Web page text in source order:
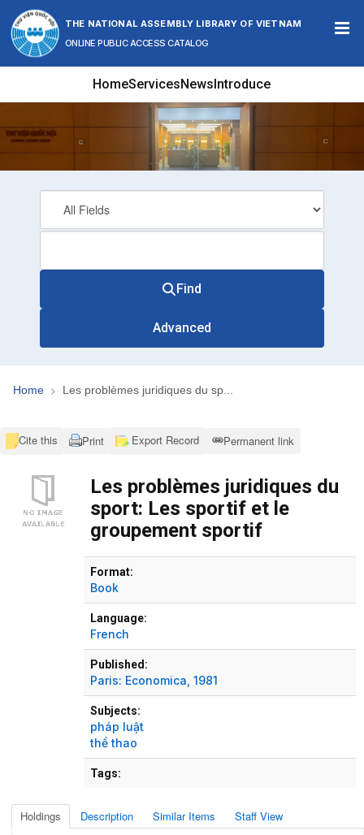
Skip to content
THE NATIONAL ASSEMBLY LIBRARY OF VIETNAM
ONLINE PUBLIC ACCESS CATALOG
HomeServicesNewsIntroduce
Find
Advanced
Home Les problèmes juridiques du sp...
Cite this Print Export Record Permanent link
Les problèmes juridiques du
sport: Les sportif et le
groupement sportif
Format:
Book
Language:
French
Published:
Paris: Economica, 1981
Subjects:
pháp luật
thể thao
Tags:
Holdings Description Similar Items Staff View